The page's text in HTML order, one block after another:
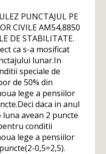
PUNCTAJUL PE
CIVILE AM54,8850
DE STABILITATE.
ca s-a mosificat
lunar.In
speciale de
de 50% din
lege a pensiilor
daca in anul
avean 2 puncte
conditii
lege a pensiilor
0,5=2,5).